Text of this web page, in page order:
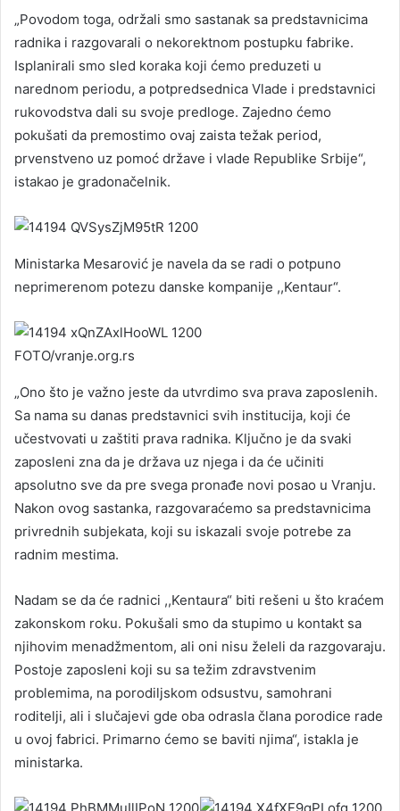
„Povodom toga, održali smo sastanak sa predstavnicima
radnika i razgovarali o nekorektnom postupku fabrike.
Isplanirali smo sled koraka koji ćemo preduzeti u
narednom periodu, a potpredsednica Vlade i predstavnici
rukovodstva dali su svoje predloge. Zajedno ćemo
pokušati da premostimo ovaj zaista težak period,
prvenstveno uz pomoć države i vlade Republike Srbije“,
istakao je gradonačelnik.
Ministarka Mesarović je navela da se radi o potpuno
neprimerenom potezu danske kompanije ,,Kentaur“.
FOTO/vranje.org.rs
„Ono što je važno jeste da utvrdimo sva prava zaposlenih.
Sa nama su danas predstavnici svih institucija, koji će
učestvovati u zaštiti prava radnika. Ključno je da svaki
zaposleni zna da je država uz njega i da će učiniti
apsolutno sve da pre svega pronađe novi posao u Vranju.
Nakon ovog sastanka, razgovaraćemo sa predstavnicima
privrednih subjekata, koji su iskazali svoje potrebe za
radnim mestima.
Nadam se da će radnici ,,Kentaura“ biti rešeni u što kraćem
zakonskom roku. Pokušali smo da stupimo u kontakt sa
njihovim menadžmentom, ali oni nisu želeli da razgovaraju.
Postoje zaposleni koji su sa težim zdravstvenim
problemima, na porodiljskom odsustvu, samohrani
roditelji, ali i slučajevi gde oba odrasla člana porodice rade
u ovoj fabrici. Primarno ćemo se baviti njima“, istakla je
ministarka.